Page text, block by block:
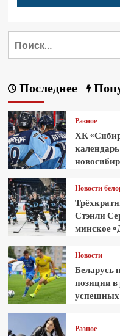
Последнее
Разное
ХК
Новости
Стэнли
минское
Новости
Беларусь
позиции
успешных
Разное